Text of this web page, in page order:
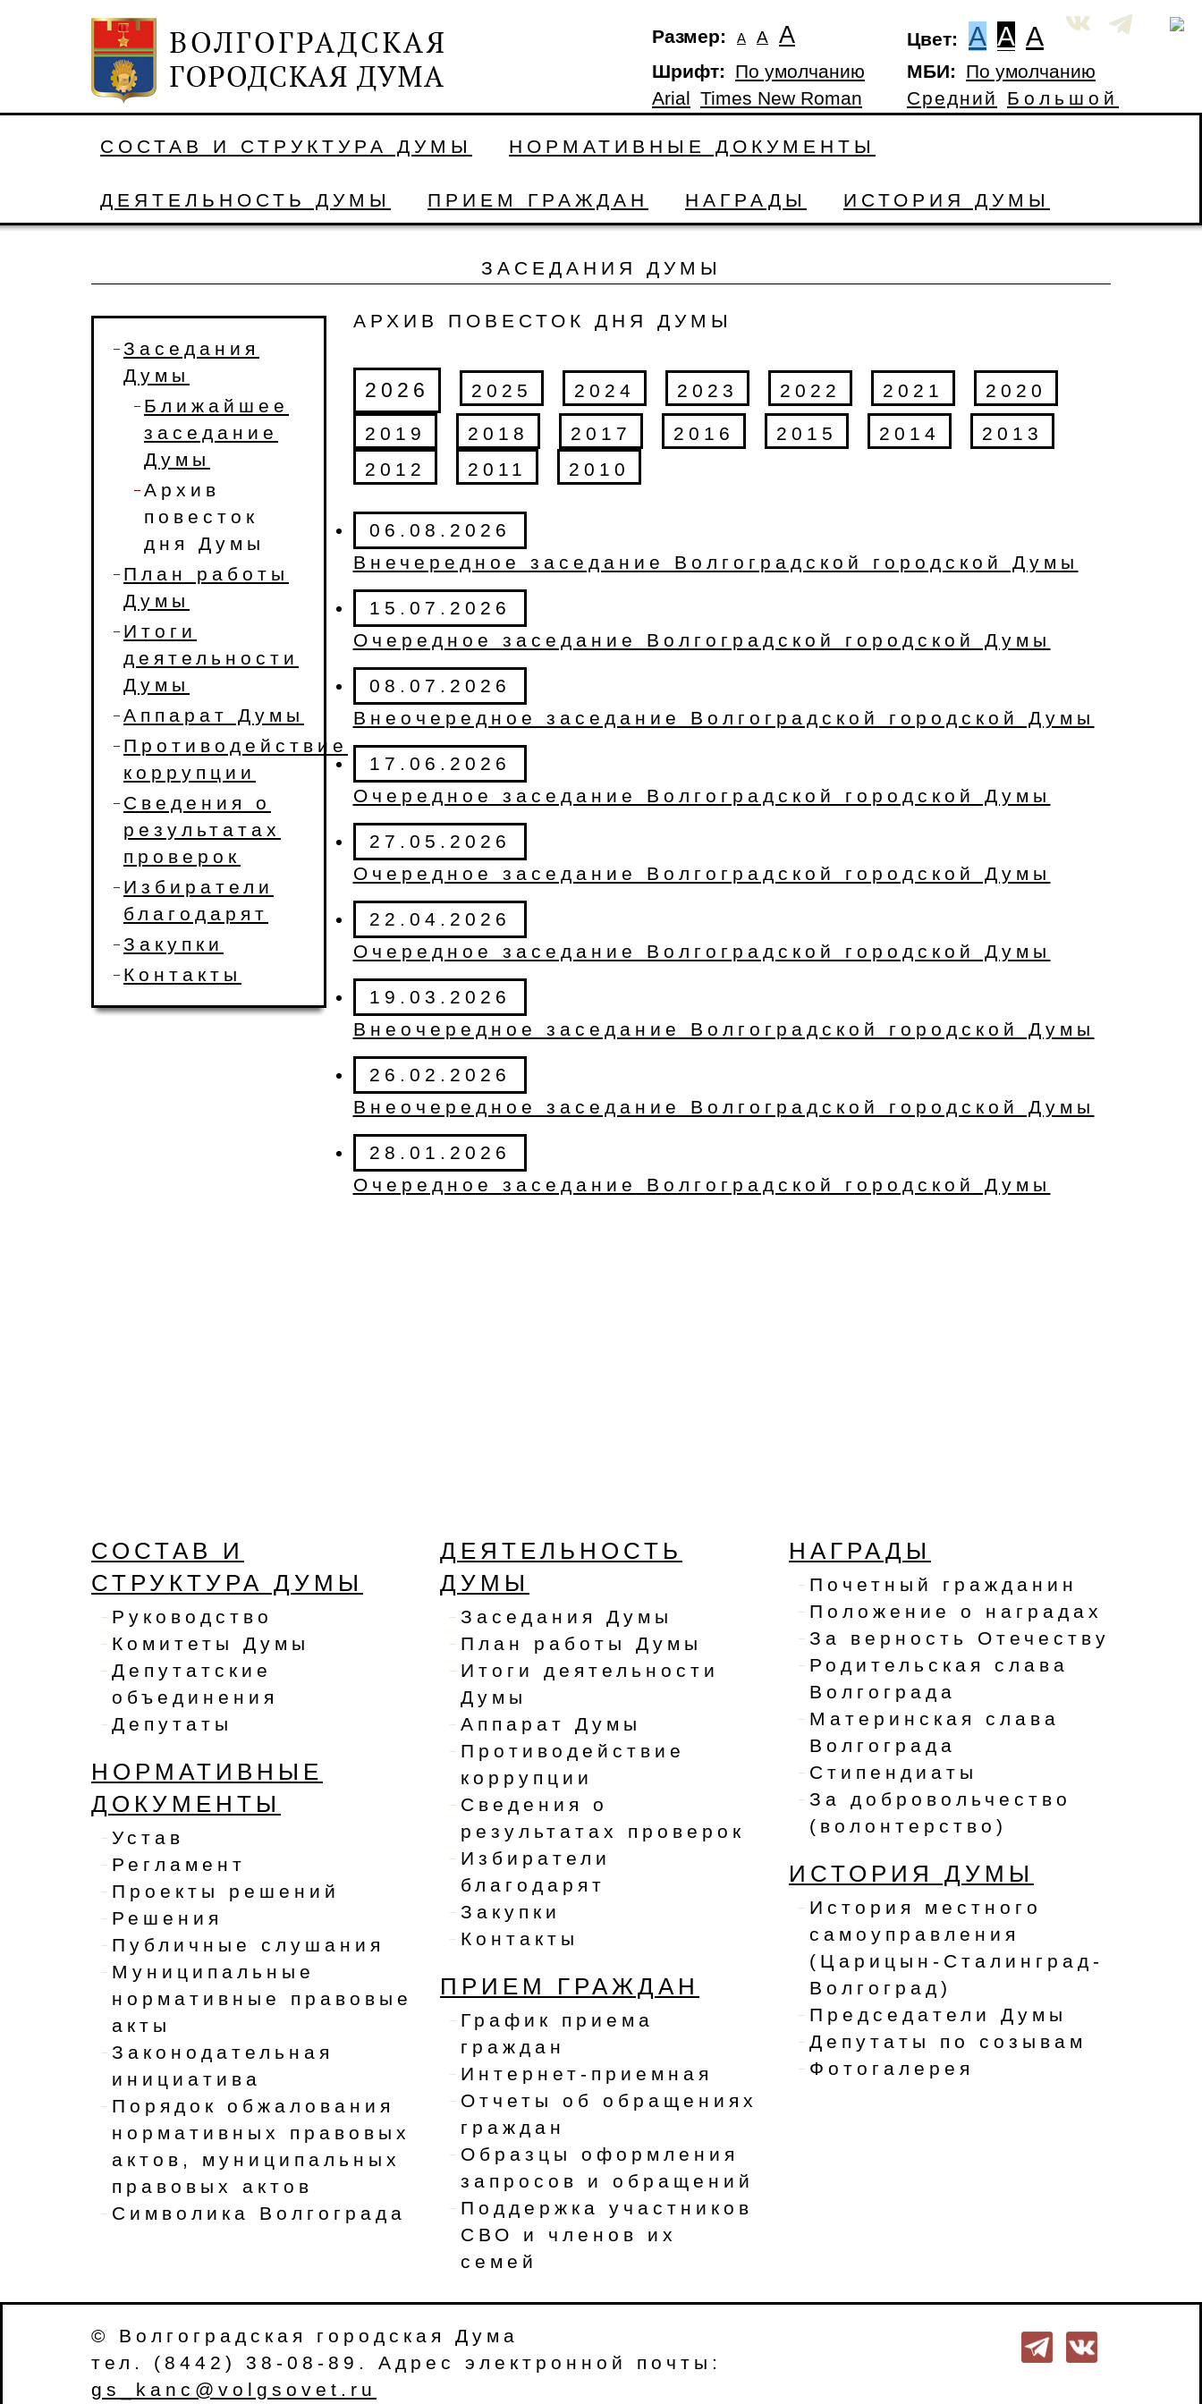
Размер: А А А Цвет: A A A
Шрифт: По умолчанию
Arial Times New Roman
МБИ: По умолчанию
Средний
Большой
СОСТАВ И СТРУКТУРА ДУМЫ НОРМАТИВНЫЕ ДОКУМЕНТЫ
ДЕЯТЕЛЬНОСТЬ ДУМЫ ПРИЕМ ГРАЖДАН НАГРАДЫ ИСТОРИЯ ДУМЫ
ЗАСЕДАНИЯ ДУМЫ
Заседания
Думы
Ближайшее
заседание
Думы
Архив
повесток
дня Думы
План работы
Думы
Итоги
деятельности
Думы
Аппарат Думы
Противодействие
коррупции
Сведения о
результатах
проверок
Избиратели
благодарят
Закупки
Контакты
АРХИВ ПОВЕСТОК ДНЯ ДУМЫ
2026 2025 2024 2023 2022 2021
2020
2019
2018 2017 2016 2015 2014
2013
2012
2011 2010
06.08.2026
Внечередное заседание Волгоградской городской Думы
15.07.2026
Очередное заседание Волгоградской городской Думы
08.07.2026
Внеочередное заседание Волгоградской городской Думы
17.06.2026
Очередное заседание Волгоградской городской Думы
27.05.2026
Очередное заседание Волгоградской городской Думы
22.04.2026
Очередное заседание Волгоградской городской Думы
19.03.2026
Внеочередное заседание Волгоградской городской Думы
26.02.2026
Внеочередное заседание Волгоградской городской Думы
28.01.2026
Очередное заседание Волгоградской городской Думы
СОСТАВ И
СТРУКТУРА ДУМЫ
Руководство
Комитеты Думы
Депутатские
объединения
Депутаты
НОРМАТИВНЫЕ
ДОКУМЕНТЫ
Устав
Регламент
Проекты решений
Решения
Публичные слушания
Муниципальные
нормативные правовые
акты
Законодательная
инициатива
Порядок обжалования
нормативных правовых
актов, муниципальных
правовых актов
Символика Волгограда
ДЕЯТЕЛЬНОСТЬ
ДУМЫ
Заседания Думы
План работы Думы
Итоги деятельности
Думы
Аппарат Думы
Противодействие
коррупции
Сведения о
результатах проверок
Избиратели
благодарят
Закупки
Контакты
ПРИЕМ ГРАЖДАН
График приема
граждан
Интернет-приемная
Отчеты об обращениях
граждан
Образцы оформления
запросов и обращений
Поддержка участников
СВО и членов их
семей
НАГРАДЫ
Почетный гражданин
Положение о наградах
За верность Отечеству
Родительская слава
Волгограда
Материнская слава
Волгограда
Стипендиаты
За добровольчество
(волонтерство)
ИСТОРИЯ ДУМЫ
История местного
самоуправления
(Царицын-Сталинград-
Волгоград)
Председатели Думы
Депутаты по созывам
Фотогалерея
© Волгоградская городская Дума
тел. (8442) 38-08-89. Адрес электронной почты:
gs_kanc@volgsovet.ru